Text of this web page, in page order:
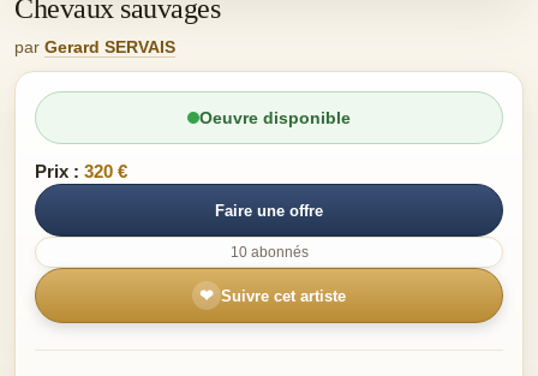
Chevaux sauvages
par Gerard SERVAIS
Oeuvre disponible
Prix : 320 €
Faire une offre
10 abonnés
❤ Suivre cet artiste